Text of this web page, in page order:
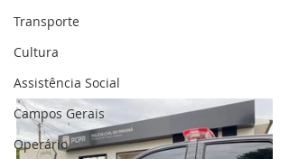
Transporte
Cultura
Assistência Social
Campos Gerais
Operário